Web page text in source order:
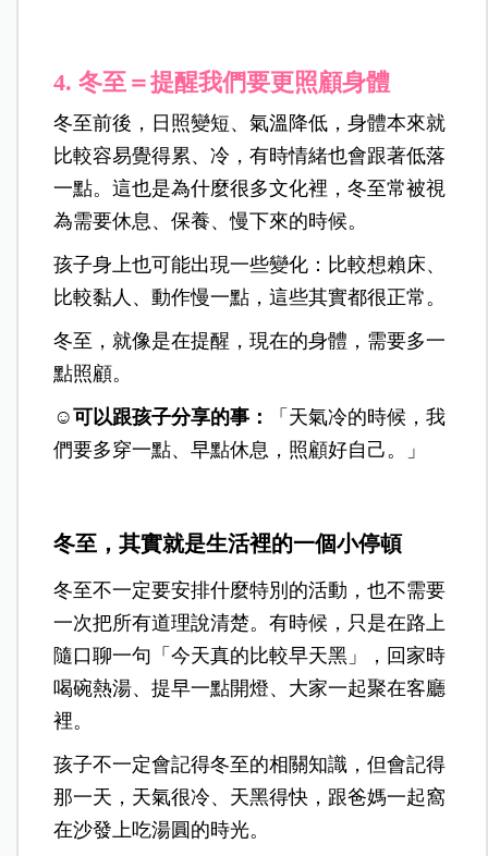
4.冬至＝提醒我們要更照顧身體
冬至前後，日照變短、氣溫降低，身體本來就
比較容易覺得累、冷，有時情緒也會跟著低落
一點。這也是為什麼很多文化裡，冬至常被視
為需要休息、保養、慢下來的時候。
孩子身上也可能出現一些變化：比較想賴床、
比較黏人、動作慢一點，這些其實都很正常。
冬至，就像是在提醒，現在的身體，需要多一
點照顧。
☺️可以跟孩子分享的事：
「天氣冷的時候，我
們要多穿一點、早點休息，照顧好自己。」
冬至，其實就是生活裡的一個小停頓
冬至不一定要安排什麼特別的活動，也不需要
一次把所有道理說清楚。有時候，只是在路上
隨口聊一句「今天真的比較早天黑」，回家時
喝碗熱湯、提早一點開燈、大家一起聚在客廳
裡。
孩子不一定會記得冬至的相關知識，但會記得
那一天，天氣很冷、天黑得快，跟爸媽一起窩
在沙發上吃湯圓的時光。